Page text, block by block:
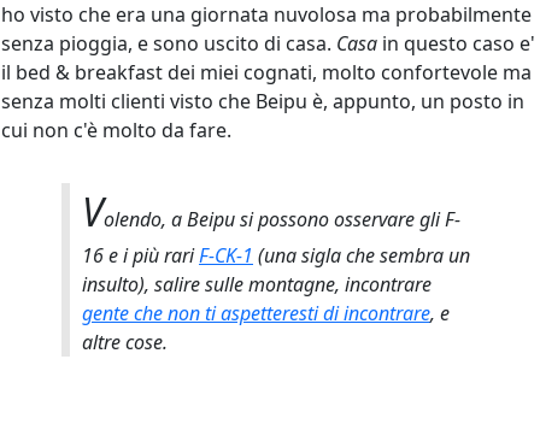
ho visto che era una giornata nuvolosa ma probabilmente
senza pioggia, e sono uscito di casa. Casa in questo caso e'
il bed & breakfast dei miei cognati, molto confortevole ma
senza molti clienti visto che Beipu è, appunto, un posto in
cui non c'è molto da fare.
Volendo, a Beipu si possono osservare gli F-
16 e i più rariF-CK-1 (una sigla che sembra un
insulto), salire sulle montagne, incontrare
gente che non ti aspetteresti di incontrare, e
altre cose.